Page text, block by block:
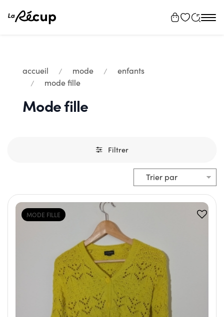
accueil mode
enfants
mode fille
Mode fille
Filtrer
MODE FILLE